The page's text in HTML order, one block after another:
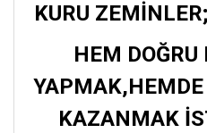
KURU
HEM
KAZANMAK